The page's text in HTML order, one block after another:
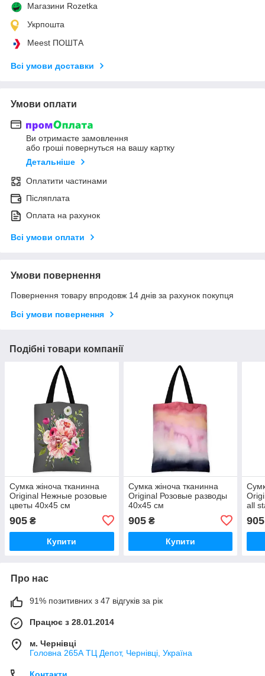
Магазини Rozetka
Укрпошта
Meest ПОШТА
Всі умови доставки
Умови оплати
Ви отримаєте замовлення
або гроші повернуться на вашу картку
Детальніше
Оплатити частинами
Післяплата
Оплата на рахунок
Всі умови оплати
Умови повернення
Повернення товару впродовж 14 днів за рахунок покупця
Всі умови повернення
Подібні товари компанії
Сумка жіноча тканинна
Original Нежные розовые
цветы 40x45 см
905 ₴
Купити
Сумка жіноча тканинна
Original Розовые разводы
40x45 см
905₴
Купити
all
905
Про нас
91% позитивних з 47 відгуків за рік
Працює з 28.01.2014
м. Чернівці
Головна 265А ТЦ Депот, Чернівці, Україна